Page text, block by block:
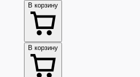
В корзину
В корзину